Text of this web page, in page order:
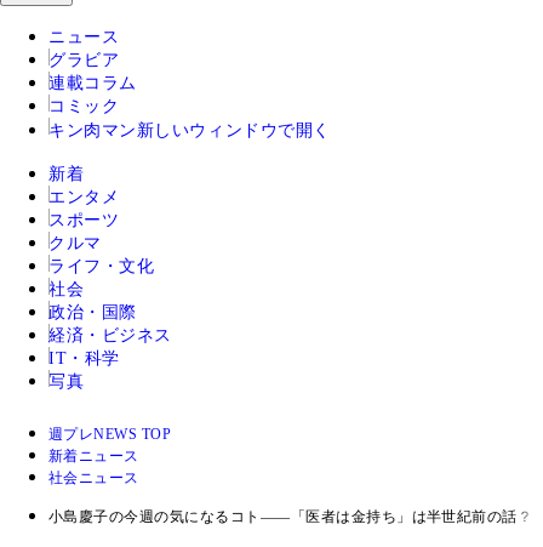
ニュース
グラビア
連載コラム
コミック
キン肉マン 新しいウィンドウで開く
新着
エンタメ
スポーツ
クルマ
ライフ・文化
社会
政治・国際
経済・ビジネス
IT・科学
写真
週プレNEWS TOP
新着ニュース
社会ニュース
小島慶子の今週の気になるコト――「医者は金持ち」は半世紀前の話